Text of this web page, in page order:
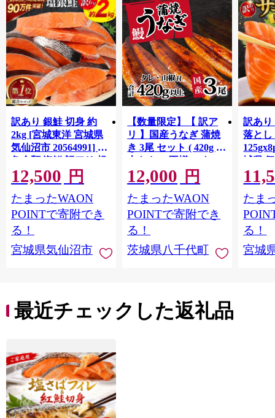
訳あり 銀鮭 切身 約
2kg [宮城東洋 宮城県
気仙沼市 20564991] 鮭
魚介類 海鮮 訳アリ 規
格外 不揃い さけ サケ
鮭切身 シャケ 切り身
冷凍 家庭用 おかず 弁
当 支援 サーモン 銀鮭
切り身 魚 わけあり
12,500 円
たまったWAON
POINTで寄附でき
る！
宮城県気仙沼市
【数量限定】【 訳ア
リ 】国産うなぎ 蒲焼
き 3尾 セット ( 420g )
大きさ の不揃い タ
レ・山椒付き ウナギ
鰻 ふぞろい 不揃い う
な重 ひつまぶし 人気
茨城 八千代町 ふるさ
と納税 冷凍 [SF951ya]
12,000 円
たまったWAON
POINTで寄附でき
る！
茨城県八千代町
訳あり
落とし
城県
お刺し
生 生
鮭 銀
介
たま
る！
宮城
最近チェックした返礼品